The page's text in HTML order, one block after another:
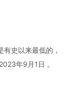
史以来最低的，
年9月1日 。